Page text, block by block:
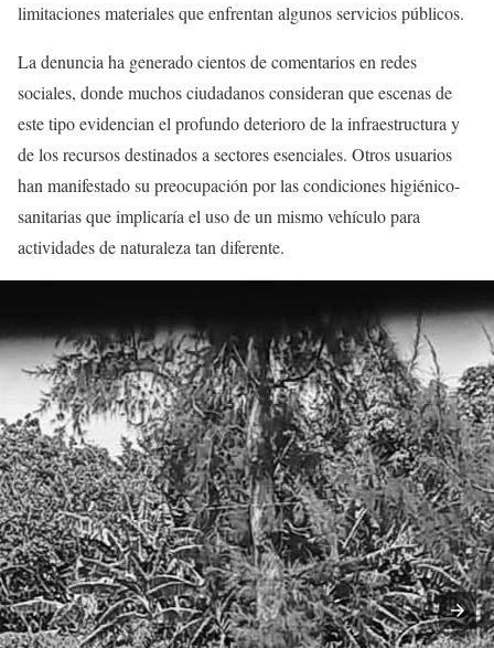
limitaciones materiales que enfrentan algunos servicios públicos.
La denuncia ha generado cientos de comentarios en redes
sociales, donde muchos ciudadanos consideran que escenas de
este tipo evidencian el profundo deterioro de la infraestructura y
de los recursos destinados a sectores esenciales. Otros usuarios
han manifestado su preocupación por las condiciones higiénico-
sanitarias que implicaría el uso de un mismo vehículo para
actividades de naturaleza tan diferente.